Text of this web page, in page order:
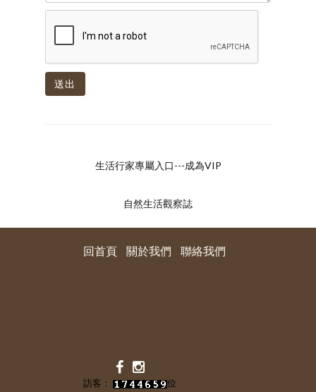
送出
生活行家專屬入口---成為VIP
自然生活觀察誌
訪客： 位
回首頁 關於我們 聯絡我們